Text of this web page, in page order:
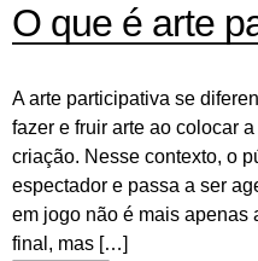
O que é arte
A arte participativa se
fazer e fruir arte ao colocar
criação. Nesse contexto, o
espectador e passa a ser
em jogo não é mais apenas
final, mas […]